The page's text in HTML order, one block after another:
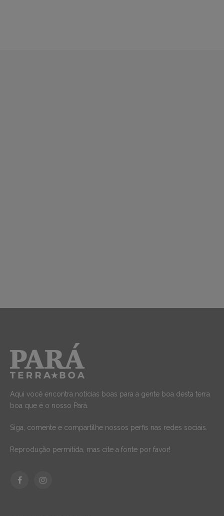
Aqui você encontra notícias boas para a gente boa desta terra
boa que é o nosso Pará.
Siga, comente e compartilhe nossos perfis nas redes sociais.
Reprodução permitida, mas cite a fonte por favor!
FacebookInstagram